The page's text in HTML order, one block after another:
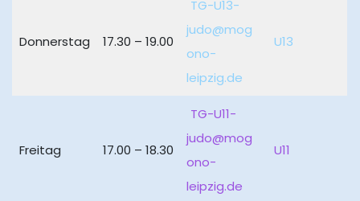
Donnerstag 17.30 – 19.00
TG-U13-
judo@mog
ono-
leipzig.de
U13
Freitag 17.00 – 18.30
TG-U11-
judo@mog
ono-
leipzig.de
U11